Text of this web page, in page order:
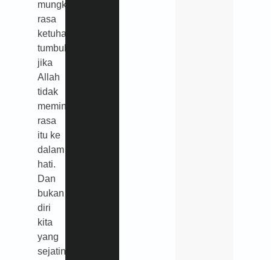
mungkin
rasa
ketuhanan
tumbuh
jika
Allah
tidak
meminjamkan
rasa
itu ke
dalam
hati.
Dan
bukan
diri
kita
yang
sejatinya